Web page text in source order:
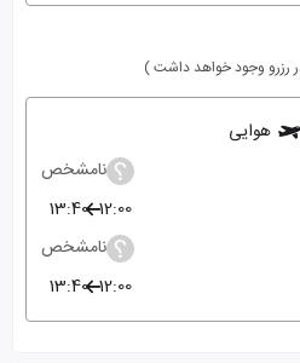
رزرو وجود خواهد داشت )
هوایی
نامشخص
12:00
13:40
نامشخص
12:00
13:40